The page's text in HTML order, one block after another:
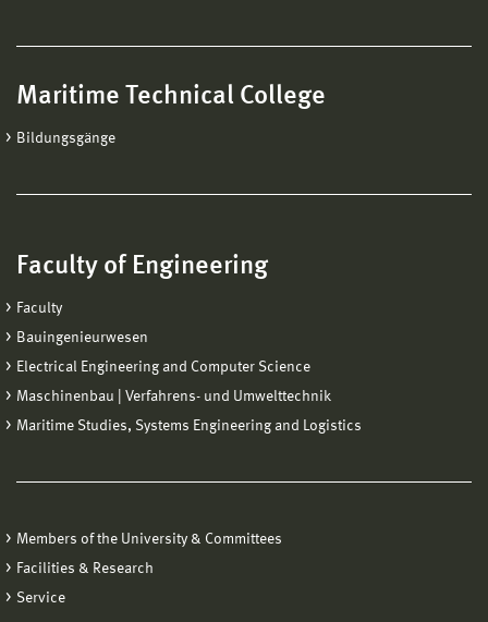
Maritime Technical College
Bildungsgänge
Faculty of Engineering
Faculty
Bauingenieurwesen
Electrical Engineering and Computer Science
Maschinenbau | Verfahrens- und Umwelttechnik
Maritime Studies, Systems Engineering and Logistics
Members of the University & Committees
Facilities & Research
Service